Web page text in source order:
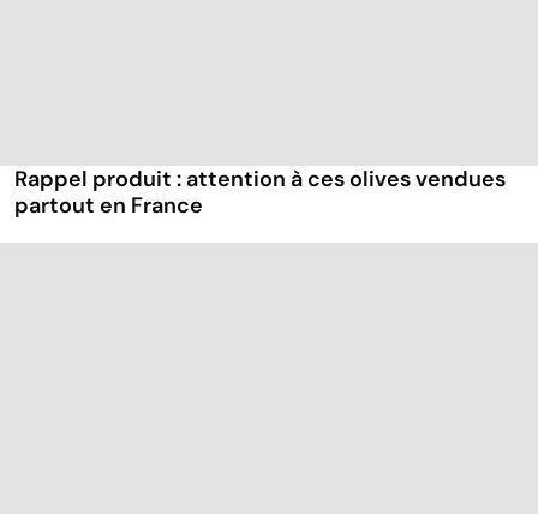
Rappel produit : attention à ces olives vendues
partout en France